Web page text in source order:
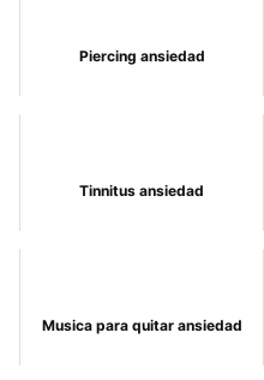
Piercing ansiedad
Tinnitus ansiedad
Musica para quitar ansiedad